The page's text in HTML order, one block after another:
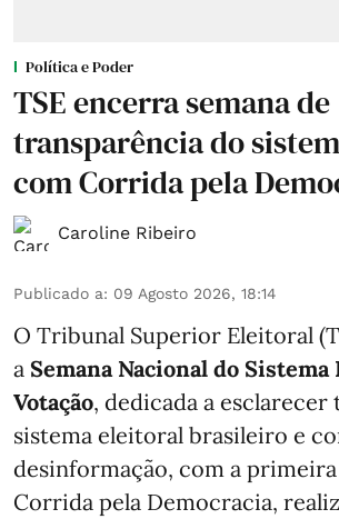
Política e Poder
TSE encerra semana de
transparência do
com Corrida pela
Caroline Ribeiro
Publicado a: 09 Agosto 2026, 18:14
O Tribunal Superior Eleitoral
a Semana Nacional do
Votação, dedicada a esclarecer
sistema eleitoral brasileiro e
desinformação, com a
Corrida pela Democracia,